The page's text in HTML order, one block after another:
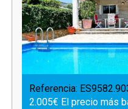
Referencia:
2.005€ El precio más